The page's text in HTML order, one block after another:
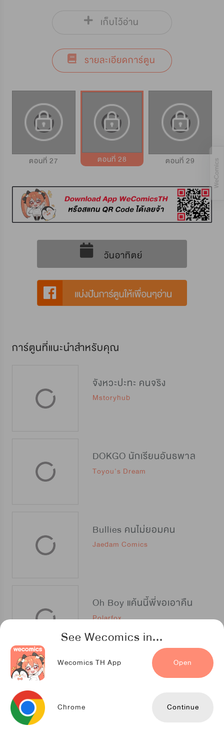
See Wecomics in...
Wecomics TH App Open
Chrome Continue
เก็บไว้อ่าน
รายละเอียดการ์ตูน
ตอนที่ 27 ตอนที่ 28 ตอนที่ 29
วันอาทิตย์
การ์ตูนที่แนะนำสำหรับคุณ
จังหวะปะทะ คนจริง
Mstoryhub
DOKGO นักเรียนอันธพาล
Toyou's Dream
Bullies คนไม่ยอมคน
Jaedam Comics
Oh Boy แค้นนี้พี่ขอเอาคืน
Polarfox
Boss in School